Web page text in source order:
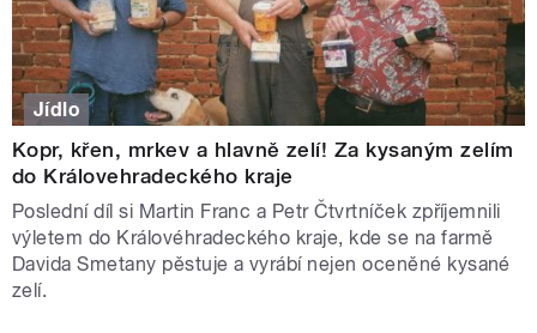
Jídlo
Kopr, křen, mrkev a hlavně zelí! Za kysaným zelím
do Královehradeckého kraje
Poslední díl si Martin Franc a Petr Čtvrtníček zpříjemnili
výletem do Královéhradeckého kraje, kde se na farmě
Davida Smetany pěstuje a vyrábí nejen oceněné kysané
zelí.